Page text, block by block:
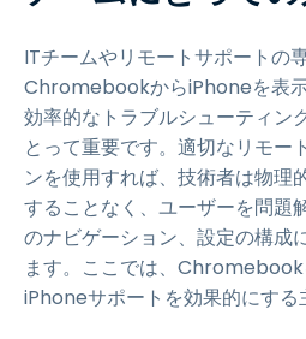
ITチームやリモートサポートの
ChromebookからiPhoneを表示
効率的なトラブルシューティン
とって重要です。適切なリモー
ンを使用すれば、技術者は物理
することなく、ユーザーを問題
のナビゲーション、設定の構成
ます。ここでは、Chromebook
iPhoneサポートを効果的にする